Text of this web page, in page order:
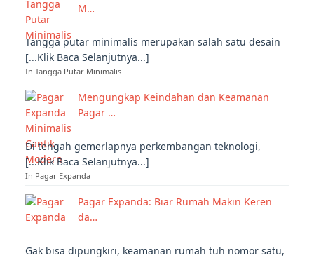
M…
Tangga putar minimalis merupakan salah satu desain
[...Klik Baca Selanjutnya...]
In Tangga Putar Minimalis
Mengungkap Keindahan dan Keamanan
Pagar …
Di tengah gemerlapnya perkembangan teknologi,
[...Klik Baca Selanjutnya...]
In Pagar Expanda
Pagar Expanda: Biar Rumah Makin Keren
da…
Gak bisa dipungkiri, keamanan rumah tuh nomor satu,